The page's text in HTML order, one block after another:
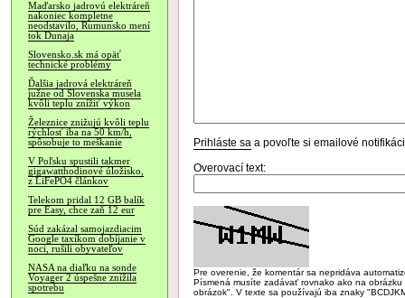
Maďarsko jadrovú elektráreň
nakoniec kompletne
neodstavilo, Rumunsko mení
tok Dunaja
Slovensko.sk má opäť
technické problémy
Ďalšia jadrová elektráreň
južne od Slovenska musela
kvôli teplu znížiť výkon
Železnice znižujú kvôli teplu
rýchlosť iba na 50 km/h,
spôsobuje to meškanie
V Poľsku spustili takmer
gigawatthodinové úložisko,
z LiFePO4 článkov
Telekom pridal 12 GB balík
pre Easy, chce zaň 12 eur
Súd zakázal samojazdiacim
Google taxíkom dobíjanie v
noci, rušili obyvateľov
NASA na diaľku na sonde
Voyager 2 úspešne znížila
spotrebu
Prihláste sa a povoľte si emailové
Overovací text:
Pre overenie, že komentár sa nepridáva
Písmená musíte zadávať rovnako ako na
obrázok". V texte sa používajú iba znaky